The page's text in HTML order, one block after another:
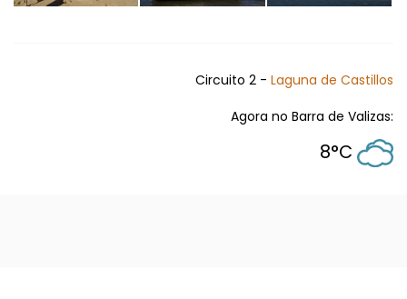
Circuito 2 - Laguna de Castillos
Agora no Barra de Valizas:
8°C